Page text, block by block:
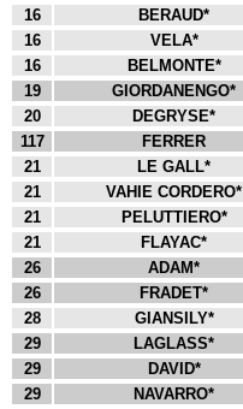
16
BERAUD*
16
VELA*
16
BELMONTE*
19
GIORDANENGO*
20
DEGRYSE*
117
FERRER
21
LE GALL*
21
VAHIE CORDERO*
21
PELUTTIERO*
21
FLAYAC*
26
ADAM*
26
FRADET*
28
GIANSILY*
29
LAGLASS*
29
DAVID*
29
NAVARRO*